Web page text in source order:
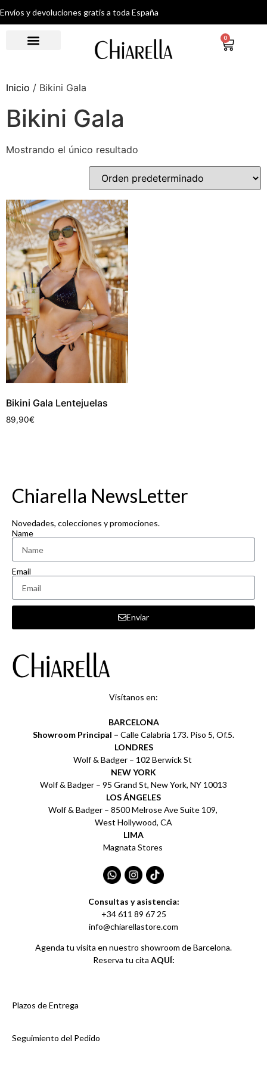
Envíos y devoluciones gratis a toda España
0
Inicio / Bikini Gala
Bikini Gala
Mostrando el único resultado
Bikini Gala Lentejuelas
89,90€
Chiarella NewsLetter
Novedades, colecciones y promociones.
Name
Email
Enviar
Visítanos en:
BARCELONA
Showroom Principal – Calle Calabria 173. Piso 5, Of.5.
LONDRES
Wolf & Badger – 102 Berwick St
NEW YORK
Wolf & Badger – 95 Grand St, New York, NY 10013
LOS ÁNGELES
Wolf & Badger – 8500 Melrose Ave Suite 109,
West Hollywood, CA
LIMA
Magnata Stores
Consultas y asistencia:
+34 611 89 67 25
info@chiarellastore.com
Agenda tu visita en nuestro showroom de Barcelona.
Reserva tu cita AQUÍ:
Plazos de Entrega
Seguimiento del Pedido